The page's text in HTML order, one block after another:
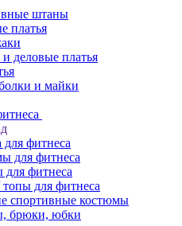
штаны
платья
деловые платья
и майки
фитнеса
для фитнеса
фитнеса
для фитнеса
спортивные костюмы
брюки, юбки